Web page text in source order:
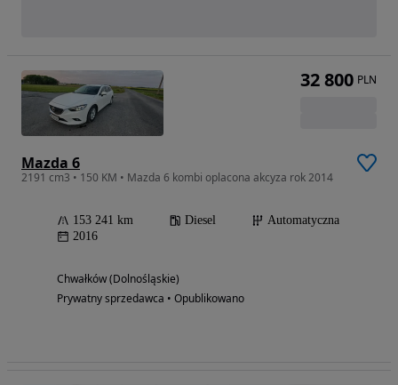
Mazda 6
2191 cm3 • 150 KM • Mazda 6 kombi oplacona akcyza rok 2014
153 241 km Diesel
Automatyczna
2016
Chwałków (Dolnośląskie)
Prywatny sprzedawca • Opublikowano
32 800 PLN